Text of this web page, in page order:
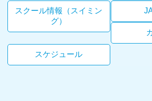
スクール情報（スイミン
グ）
スケジュール